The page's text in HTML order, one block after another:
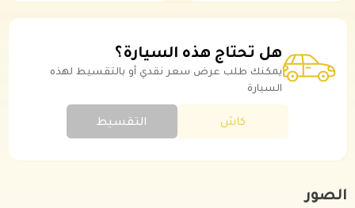
هل تحتاج هذه السيارة؟
يمكنك طلب عرض سعر نقدي أو بالتقسيط لهذه
السيارة
كاش التقسيط
الصور